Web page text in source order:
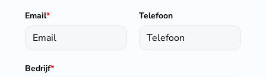
Email* Telefoon
Bedrijf*